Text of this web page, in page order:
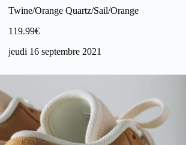
Twine/Orange Quartz/Sail/Orange
119.99€
jeudi 16 septembre 2021